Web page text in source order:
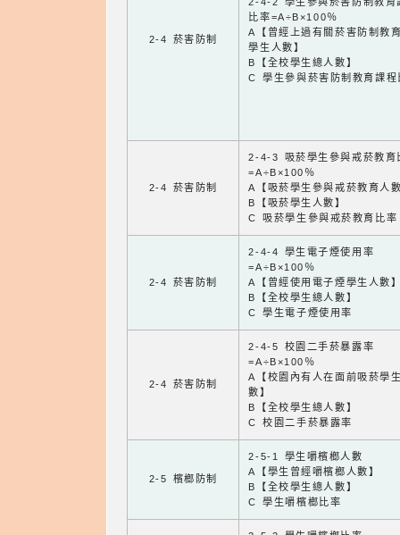
2-4 菸害防制
比率=A÷B×100％
A【曾經上過有關菸害防制教
學生人數】
B【全校學生總人數】
C 學生參與菸害防制教育課程
2-4 菸害防制
2-4-3 吸菸學生參與戒菸教育
=A÷B×100％
A【吸菸學生參與戒菸教育人
B【吸菸學生人數】
C 吸菸學生參與戒菸教育比率
2-4 菸害防制
2-4-4 學生電子煙使用率
=A÷B×100％
A【曾經使用電子煙學生人數
B【全校學生總人數】
C 學生電子煙使用率
2-4 菸害防制
2-4-5 校園二手菸暴露率
=A÷B×100％
A【校園內有人在面前吸菸學
數】
B【全校學生總人數】
C 校園二手菸暴露率
2-5 檳榔防制
2-5-1 學生嚼檳榔人數
A【學生曾經嚼檳榔人數】
B【全校學生總人數】
C 學生嚼檳榔比率